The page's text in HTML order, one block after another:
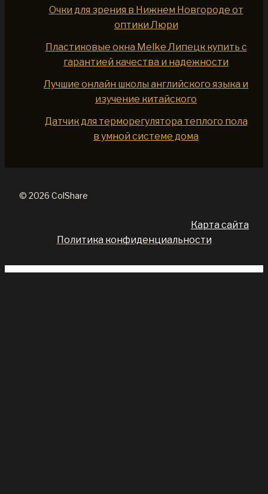
Очки для зрения в Нижнем Новгороде от
оптики Люри
Пластиковые окна Melke Липецк купить с
гарантией качества и надежности
Лучшие онлайн школы английского языка и
изучение китайского
Датчик для терморегулятора теплого пола
в умной системе дома
© 2026 ColShare
Карта сайта
Политика конфиденциальности